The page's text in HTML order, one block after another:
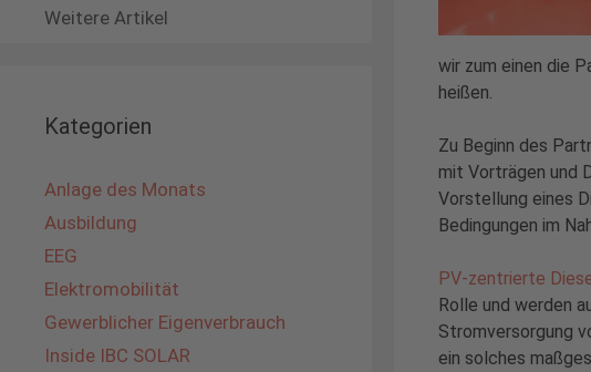
wir zum einen die
heißen.
Zu Beginn des
mit Vorträgen und
Vorstellung eines
Bedingungen im
PV-zentrierte
Rolle und werden
Stromversorgung
ein solches
Weitere Artikel
Kategorien
Anlage des Monats
Ausbildung
EEG
Elektromobilität
Gewerblicher Eigenverbrauch
Inside IBC SOLAR